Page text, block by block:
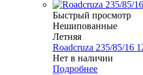
Быстрый просмотр
Нешипованные
Летняя
Roadcruza 235/85/16
Нет в наличии
Подробнее